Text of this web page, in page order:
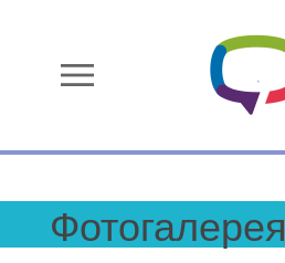
menu
Фотогалерея